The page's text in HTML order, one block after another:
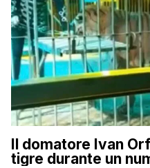
Il domatore Ivan
tigre durante un